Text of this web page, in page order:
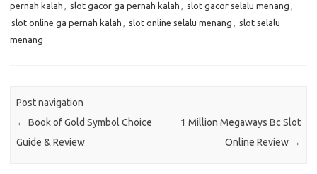
pernah kalah , slot gacor ga pernah kalah , slot gacor selalu menang ,
slot online ga pernah kalah , slot online selalu menang , slot selalu
menang
Post navigation
← Book of Gold Symbol Choice
Guide & Review
1 Million Megaways Bc Slot
Online Review →